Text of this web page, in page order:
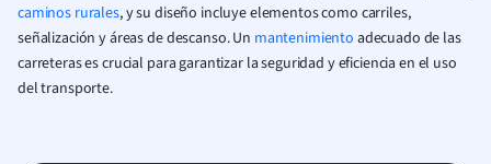
caminos rurales, y su diseño incluye elementos como carriles,
señalización y áreas de descanso. Un mantenimiento adecuado de las
carreteras es crucial para garantizar la seguridad y eficiencia en el uso
del transporte.